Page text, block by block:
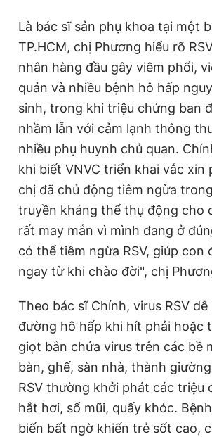
Là bác sĩ sản phụ khoa tại một
TP.HCM, chị Phương hiểu rõ
nhân hàng đầu gây viêm phổi,
quản và nhiều bệnh hô hấp
sinh, trong khi triệu chứng ban
nhầm lẫn với cảm lạnh thông
nhiều phụ huynh chủ quan.
khi biết VNVC triển khai vắc xin
chị đã chủ động tiêm ngừa
truyền kháng thể thụ động cho
rất may mắn vì mình đang ở
có thể tiêm ngừa RSV, giúp con
ngay từ khi chào đời", chị
Theo bác sĩ Chính, virus RSV dễ
đường hô hấp khi hít phải hoặc
giọt bắn chứa virus trên các bề
bàn, ghế, sàn nhà, thành
RSV thường khởi phát các triệu
hắt hơi, sổ mũi, quấy khóc.
biến bất ngờ khiến trẻ sốt cao,